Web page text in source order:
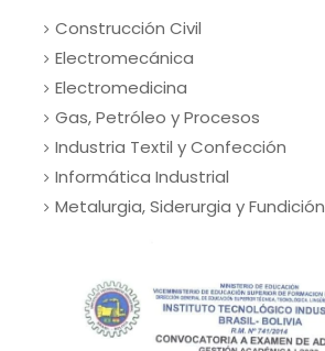
Construcción Civil
Electromecánica
Electromedicina
Gas, Petróleo y Procesos
Industria Textil y Confección
Informática Industrial
Metalurgia, Siderurgia y Fundición